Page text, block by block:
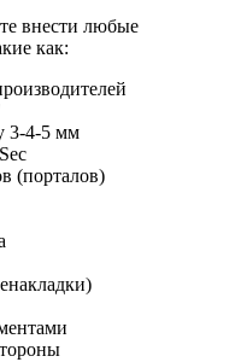
внести любые
как:
3-4-5 мм
(порталов)